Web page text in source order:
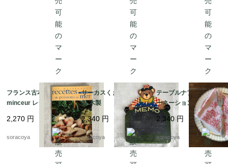
フランス古本 Cuisine
minceur レシピ本32P
コンパクトサイズ 12ps
cf57-3
2,270 円
soracoya
サーカスくまのミニ黒
板 木製
2,340 円
soracoya
テーブルナプキン カ
ーネーション ナプキ
ンクロス 12CLbm14
2,340 円
soracoya